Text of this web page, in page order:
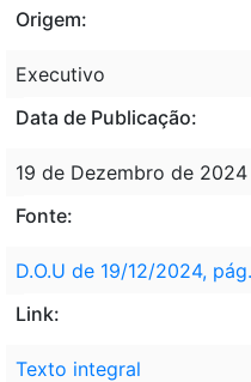
Origem:
Executivo
Data de Publicação:
19 de Dezembro de 2024
Fonte:
D.O.U de 19/12/2024,
Link:
Texto integral